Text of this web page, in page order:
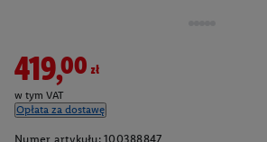
419,00zł
w tym VAT
Opłata za dostawę
Numer artykułu: 100388847